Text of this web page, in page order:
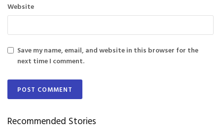
Website
Save my name, email, and website in this browser for the
next time I comment.
Recommended Stories